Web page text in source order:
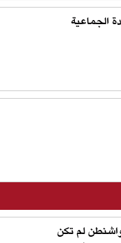
الجماعية
لم تكن